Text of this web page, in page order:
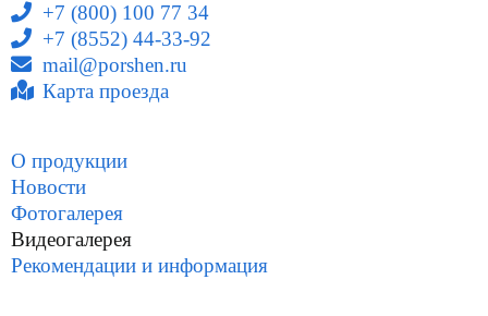
+7 (800) 100 77 34
+7 (8552) 44-33-92
mail@porshen.ru
Карта проезда
О продукции
Новости
Фотогалерея
Видеогалерея
Рекомендации и информация